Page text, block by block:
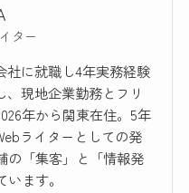
ター
社に就職し4年実務経験
、現地企業勤務とフリ
年から関東在住。5年
ライターとしての発
の「集客」と「情報発
ます。